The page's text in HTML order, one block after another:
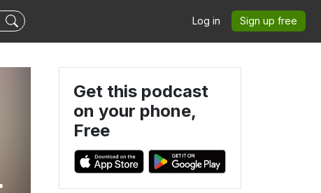
Log in Sign up free
Get this podcast
on your phone,
Free